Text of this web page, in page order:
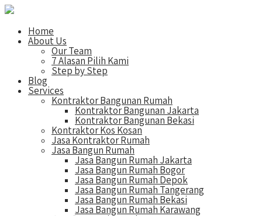
Home
About Us
Our Team
7 Alasan Pilih Kami
Step by Step
Blog
Services
Kontraktor Bangunan Rumah
Kontraktor Bangunan Jakarta
Kontraktor Bangunan Bekasi
Kontraktor Kos Kosan
Jasa Kontraktor Rumah
Jasa Bangun Rumah
Jasa Bangun Rumah Jakarta
Jasa Bangun Rumah Bogor
Jasa Bangun Rumah Depok
Jasa Bangun Rumah Tangerang
Jasa Bangun Rumah Bekasi
Jasa Bangun Rumah Karawang